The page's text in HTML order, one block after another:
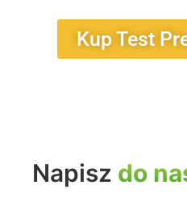
Kup Test
Napisz do